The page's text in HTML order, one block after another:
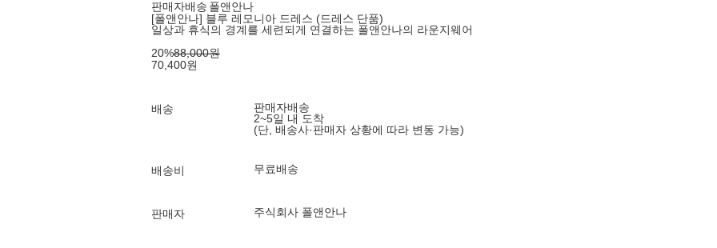
판매자배송 폴앤안나
[폴앤안나] 블루 레모니아 드레스 (드레스 단품)
일상과 휴식의 경계를 세련되게 연결하는 폴앤안나의 라운지웨어
20%88,000원
70,400원
배송
판매자배송
2~5일 내 도착
(단, 배송사·판매자 상황에 따라 변동 가능)
배송비 무료배송
판매자 주식회사 폴앤안나